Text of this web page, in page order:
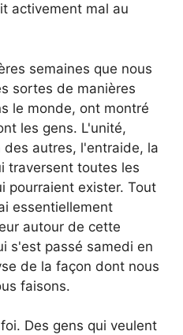
activement mal au
semaines que nous
sortes de manières
le monde, ont montré
les gens. L'unité,
autres, l'entraide, la
traversent toutes les
pourraient exister. Tout
essentiellement
autour de cette
s'est passé samedi en
de la façon dont nous
faisons.
Des gens qui veulent